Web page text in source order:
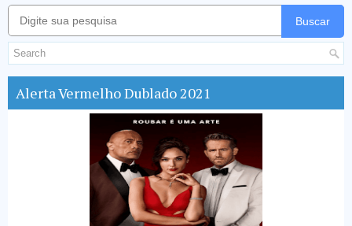
Buscar
Alerta Vermelho Dublado 2021